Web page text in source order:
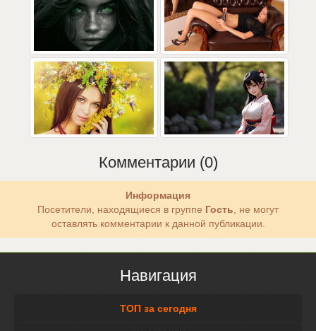
Комментарии (0)
Информация
Посетители, находящиеся в группе Гость , не могут
оставлять комментарии к данной публикации.
Навигация
ТОП за сегодня